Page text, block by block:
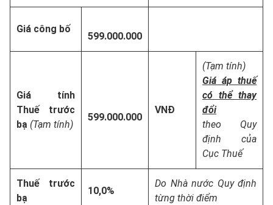
Giá công bố
599.000.000
Giá tính
Thuế trước
bạ (Tạm tính)
599.000.000
VNĐ
(Tạm tính)
Giá áp thuế
có thể thay
đổi
theo Quy
định của
Cục Thuế
Thuế trước
bạ
10,0%
Do Nhà nước Quy định
từng thời điểm